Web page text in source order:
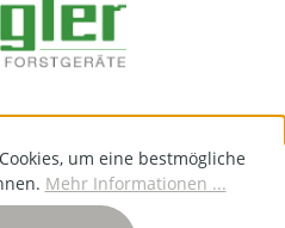
um eine bestmögliche
Mehr Informationen ...